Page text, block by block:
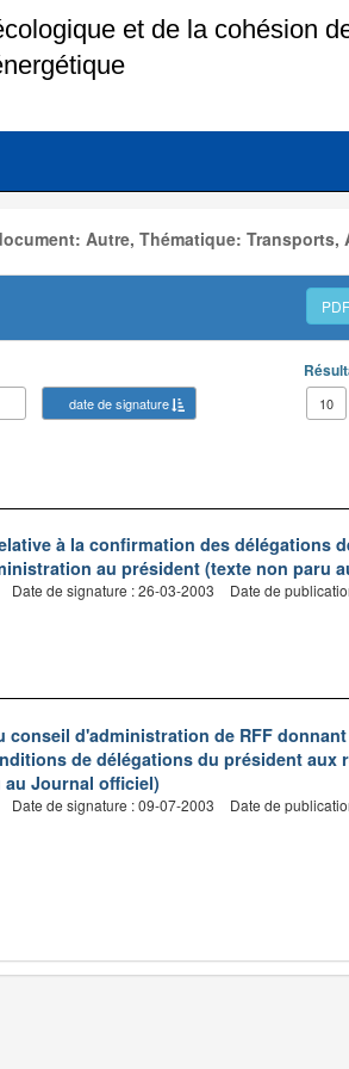
Autre, Thématique:
PDF
date de signature
10
à la confirmation des délégations
au président (texte non paru
Date de signature : 26-03-2003 Date de
conseil d'administration de RFF
de délégations du président aux
Journal officiel)
Date de signature : 09-07-2003 Date de